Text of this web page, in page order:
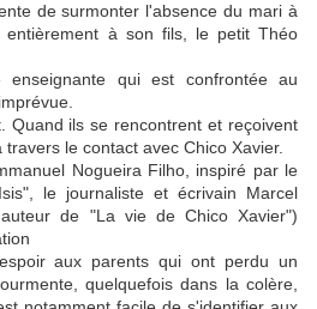
de surmonter l'absence du mari à
entièrement à son fils, le petit Théo
enseignante qui est confrontée au
Quand ils se rencontrent et reçoivent
le contact avec Chico Xavier.
Nogueira Filho, inspiré par le
le journaliste et écrivain Marcel
de "La vie de Chico Xavier")
aux parents qui ont perdu un
quelquefois dans la colère,